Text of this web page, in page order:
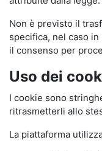
Non è previsto il
specifica, nel caso
il consenso per
Uso dei
I cookie sono
ritrasmetterli allo
La piattaforma